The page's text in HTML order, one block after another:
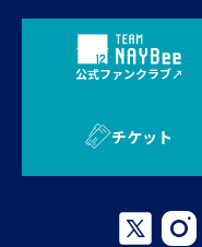
公式ファンクラブ
チケット